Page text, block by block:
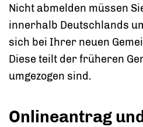
Nicht abmelden müssen
innerhalb Deutschlands
sich bei Ihrer neuen
Diese teilt der früheren
umgezogen sind.
Onlineantrag